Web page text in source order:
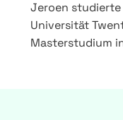
Jeroen studierte
Universität
Masterstudium